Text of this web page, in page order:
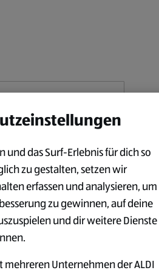
das Surf-Erlebnis für dich so
zu gestalten, setzen wir
erfassen und analysieren, um
zu gewinnen, auf deine
und dir weitere Dienste
Unternehmen der ALDI